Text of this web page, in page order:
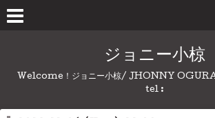
ジョニー小椋
Welcome！ジョニー小椋/ JHONNY OGURA
tel :